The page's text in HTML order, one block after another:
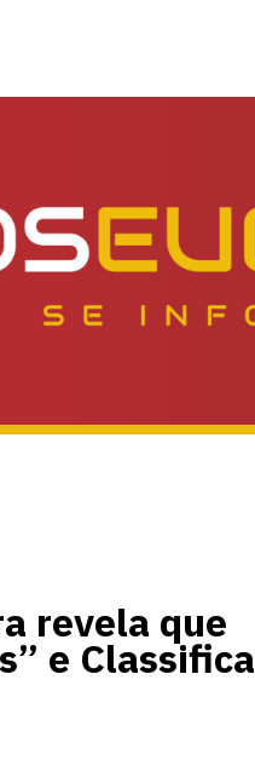
revela que
e Classifica